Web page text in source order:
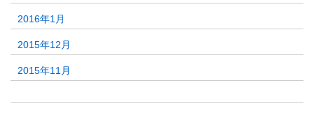
2016年1月
2015年12月
2015年11月